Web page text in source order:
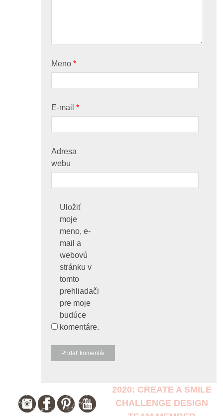
Meno*
E-mail*
Adresa
webu
Uložiť
moje
meno, e-
mail a
webovú
stránku v
tomto
prehliadači
pre moje
budúce
komentáre.
2020: CREATE A SMILE
CHALLENGE DESIGN